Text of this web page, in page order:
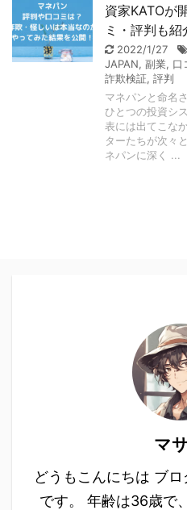
資家KATOが
ミ・評判も紹
2022/1/27
JAPAN, 副業, 口
詐欺検証, 評判
マネパンと命名
ひとつの投資シ
表には出てこな
ターたちが次々
ネパンに深く ...
マ
どうもこんにちは ブ
です。 年齢は36歳で